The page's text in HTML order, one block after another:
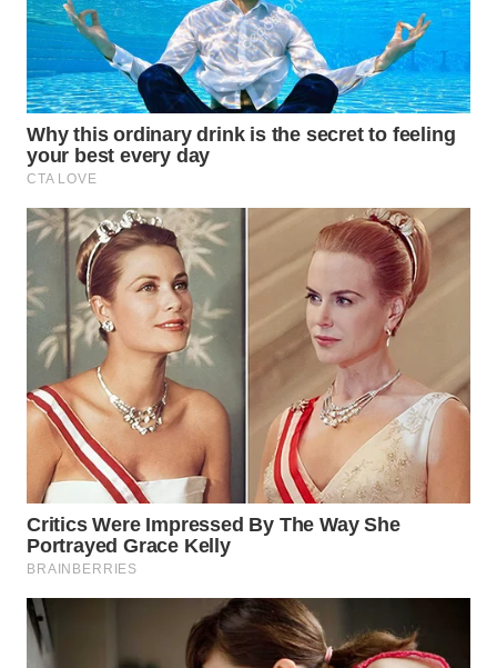
NEWS
WAHANA
TANI
WAHANA
ADVOKAT
WAHANA
INFRASTRUKTUR
WAHANA
KONSUMEN
WAHANA
LISTRIK
WAHANA
TRAVEL
WAHANA
TV
WAHANANEWS